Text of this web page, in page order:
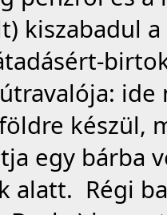
kiszabadul
ide
készül,
egy bárba
alatt. Régi